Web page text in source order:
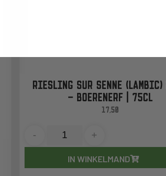
RIESLING SUR SENNE
– BOERENERF | 75CL
17,50
- +
IN WINKELMAND